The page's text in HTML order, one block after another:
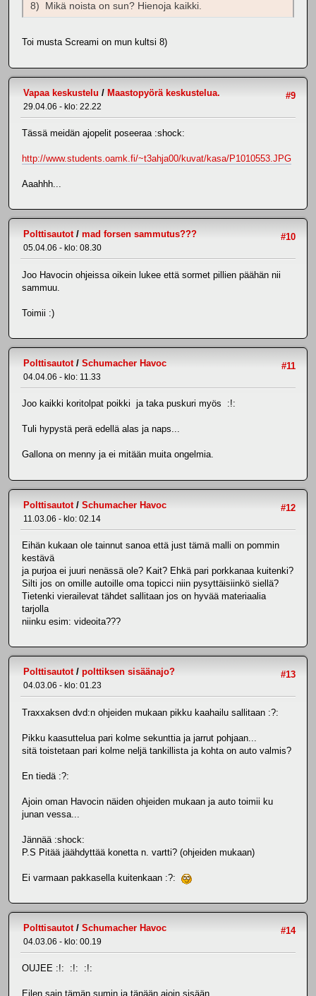
8) Mikä noista on sun? Hienoja kaikki.
Toi musta Screami on mun kultsi 8)
#9
Vapaa keskustelu / Maastopyörä keskustelua.
29.04.06 - klo: 22.22
Tässä meidän ajopelit poseeraa :shock:
http://www.students.oamk.fi/~t3ahja00/kuvat/kasa/P1010553.JPG
Aaahhh...
#10
Polttisautot/ mad forsen sammutus???
05.04.06 - klo: 08.30
Joo Havocin ohjeissa oikein lukee että sormet pillien päähän nii
sammuu.
Toimii :)
#11
Polttisautot/ Schumacher Havoc
04.04.06 - klo: 11.33
Joo kaikki koritolpat poikki ja taka puskuri myös :!:
Tuli hypystä perä edellä alas ja naps...
Gallona on menny ja ei mitään muita ongelmia.
#12
Polttisautot/ Schumacher Havoc
11.03.06 - klo: 02.14
Eihän kukaan ole tainnut sanoa että just tämä malli on pommin
kestävä
ja purjoa ei juuri nenässä ole? Kait? Ehkä pari porkkanaa kuitenki?
Silti jos on omille autoille oma topicci niin pysyttäisiinkö siellä?
Tietenki vierailevat tähdet sallitaan jos on hyvää materiaalia
tarjolla
niinku esim: videoita???
#13
Polttisautot/ polttiksen sisäänajo?
04.03.06 - klo: 01.23
Traxxaksen dvd:n ohjeiden mukaan pikku kaahailu sallitaan :?:
Pikku kaasuttelua pari kolme sekunttia ja jarrut pohjaan...
sitä toistetaan pari kolme neljä tankillista ja kohta on auto valmis?
En tiedä :?:
Ajoin oman Havocin näiden ohjeiden mukaan ja auto toimii ku
junan vessa...
Jännää :shock:
P.S Pitää jäähdyttää konetta n. vartti? (ohjeiden mukaan)
Ei varmaan pakkasella kuitenkaan :?:
#14
Polttisautot/ Schumacher Havoc
04.03.06 - klo: 00.19
OUJEE :!: :!: :!:
Eilen sain tämän sumin ja tänään ajoin sisään.